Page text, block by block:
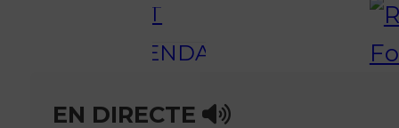
AMBIENT
AGENDA
EN DIRECTE